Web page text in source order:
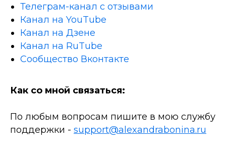
Телеграм-канал с отзывами
Канал на YouTube
Канал на Дзене
Канал на RuTube
Сообщество Вконтакте
Как со мной связаться:
По любым вопросам пишите в мою службу
поддержки - support@alexandrabonina.ru